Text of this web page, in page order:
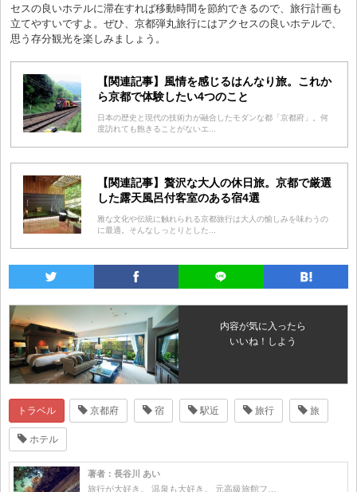
セスの良いホテルに滞在すれば移動時間を節約できるので、旅行計画も
立てやすいですよ。ぜひ、京都弾丸旅行にはアクセスの良いホテルで、
思う存分観光を楽しみましょう。
【関連記事】風情を感じるはんなり旅。これか
ら京都で体験したい4つのこと
日本の歴史と現代の技術力が融合したモダンな都「京都府」。何
度訪れても飽きることがないエ...
【関連記事】贅沢な大人の休日旅。京都で厳選
した露天風呂付客室のある宿4選
雅な文化や伝統に触れられる京都旅行は大人の愉しみを味わうの
に最適。そんなしっとりとした...
内容が気に入ったら
いいね！しよう
トラベル 京都府 宿 駅近 旅行 旅
ホテル
著者：長谷川 あい
旅行が大好き。 温泉も大好き。 元高級旅館フ…